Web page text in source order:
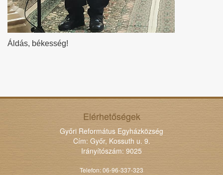
Áldás, békesség!
Elérhetőségek
Győri Református Egyházközség
Cím: Győr, Kossuth u. 9.
Irányítószám: 9025
Telefon: 06-96-337-323